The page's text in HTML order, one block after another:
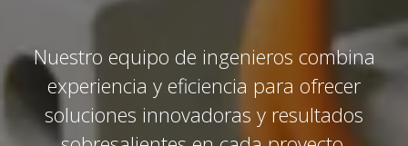
Nuestro equipo de ingenieros combina
experiencia y eficiencia para ofrecer
soluciones innovadoras y resultados